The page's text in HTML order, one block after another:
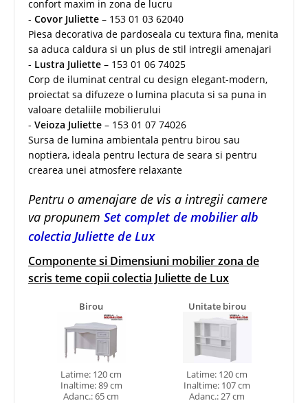
confort maxim in zona de lucru
- Covor Juliette – 153 01 03 62040
Piesa decorativa de pardoseala cu textura fina, menita
sa aduca caldura si un plus de stil intregii amenajari
- Lustra Juliette – 153 01 06 74025
Corp de iluminat central cu design elegant-modern,
proiectat sa difuzeze o lumina placuta si sa puna in
valoare detaliile mobilierului
- Veioza Juliette – 153 01 07 74026
Sursa de lumina ambientala pentru birou sau
noptiera, ideala pentru lectura de seara si pentru
crearea unei atmosfere relaxante
Pentru o amenajare de vis a intregii camere
va propunem Set complet de mobilier alb
colectia Juliette de Lux
Componente si Dimensiuni mobilier zona de
scris teme copii colectia Juliette de Lux
Birou
Latime: 120 cm
Inaltime: 89 cm
Adanc.: 65 cm
Unitate birou
Latime: 120 cm
Inaltime: 107 cm
Adanc.: 27 cm